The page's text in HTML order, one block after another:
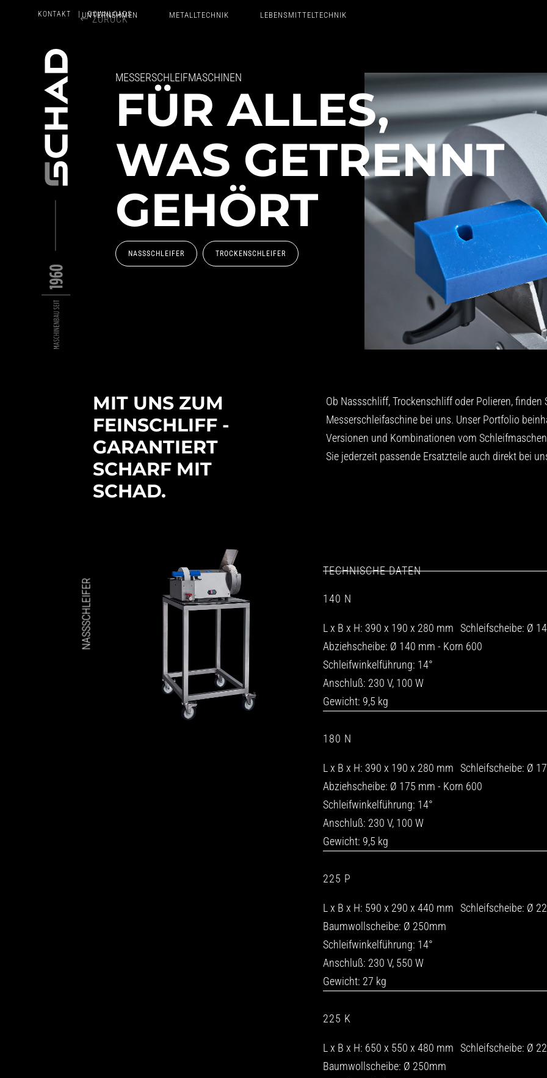
KONTAKT | DOWNLOADS
UNTERNEHMEN METALLTECHNIK LEBENSMITTELTECHNIK
ZURÜCK
MESSERSCHLEIFMASCHINEN
FÜR ALLES,
WAS GETRENNT
GEHÖRT
NASSSCHLEIFER TROCKENSCHLEIFER
MIT UNS ZUM
FEINSCHLIFF -
GARANTIERT
SCHARF MIT
SCHAD.
Ob Nassschliff, Trockenschliff oder Polieren, finden
Messerschleifaschine bei uns. Unser Portfolio
Versionen und Kombinationen vom
Sie jederzeit passende Ersatzteile auch direkt bei
NASSSCHLEIFER
TECHNISCHE DATEN
140 N
L x B x H: 390 x 190 x 280 mm Schleifscheibe: Ø
Abziehscheibe: Ø 140 mm - Korn 600
Schleifwinkelführung: 14°
Anschluß: 230 V, 100 W
Gewicht: 9,5 kg
180 N
L x B x H: 390 x 190 x 280 mm Schleifscheibe: Ø
Abziehscheibe: Ø 175 mm - Korn 600
Schleifwinkelführung: 14°
Anschluß: 230 V, 100 W
Gewicht: 9,5 kg
225 P
L x B x H: 590 x 290 x 440 mm Schleifscheibe: Ø
Baumwollscheibe: Ø 250mm
Schleifwinkelführung: 14°
Anschluß: 230 V, 550 W
Gewicht: 27 kg
225 K
L x B x H: 650 x 550 x 480 mm Schleifscheibe: Ø
Baumwollscheibe: Ø 250mm